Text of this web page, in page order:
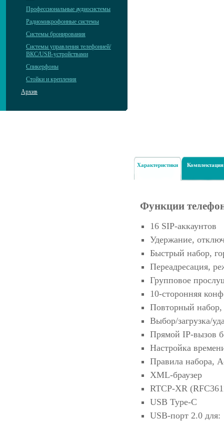
Профессиональные аудиосистемы
Радиомикрофонные системы
Системы бронирования
Системы управления телефонией/
ВКС/USB-устройствами
Спикерфоны
Стойки и крепления
Архив
Характеристики Комплектация
Функции
16 SIP-аккаунтов
Удержание,
Быстрый набор,
Переадресация,
Групповое
10-сторонняя
Повторный набор,
Выбор/загрузка/
Прямой IP-вызов
Настройка
Правила набора,
XML-браузер
RTCP-XR
USB Type-C
USB-порт 2.0 для: